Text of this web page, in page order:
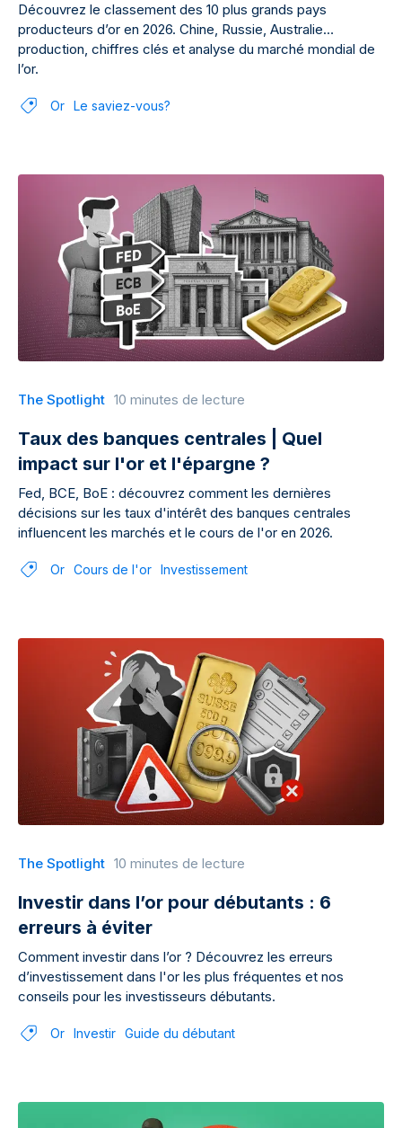
Découvrez le classement des 10 plus grands pays
producteurs d’or en 2026. Chine, Russie, Australie…
production, chiffres clés et analyse du marché mondial de
l’or.
Or Le saviez-vous?
The Spotlight 10 minutes de lecture
Taux des banques centrales | Quel
impact sur l'or et l'épargne ?
Fed, BCE, BoE : découvrez comment les dernières
décisions sur les taux d'intérêt des banques centrales
influencent les marchés et le cours de l'or en 2026.
Or Cours de l'or Investissement
The Spotlight 10 minutes de lecture
Investir dans l’or pour débutants : 6
erreurs à éviter
Comment investir dans l’or ? Découvrez les erreurs
d’investissement dans l'or les plus fréquentes et nos
conseils pour les investisseurs débutants.
Or Investir Guide du débutant